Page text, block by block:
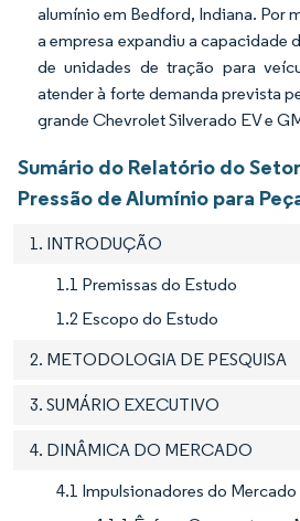
alumínio em Bedford, Indiana. Por
a empresa expandiu a capacidade
de unidades de tração para
atender à forte demanda prevista
grande Chevrolet Silverado EV e
Sumário do Relatório do
Pressão de Alumínio para
1. INTRODUÇÃO
1.1 Premissas do Estudo
1.2 Escopo do Estudo
2. METODOLOGIA DE PESQUISA
3. SUMÁRIO EXECUTIVO
4. DINÂMICA DO MERCADO
4.1 Impulsionadores do Mercado